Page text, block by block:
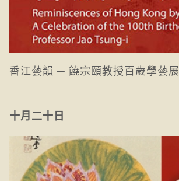
香江藝韻 ─ 饒宗頤教授百歲學藝展
十月二十日